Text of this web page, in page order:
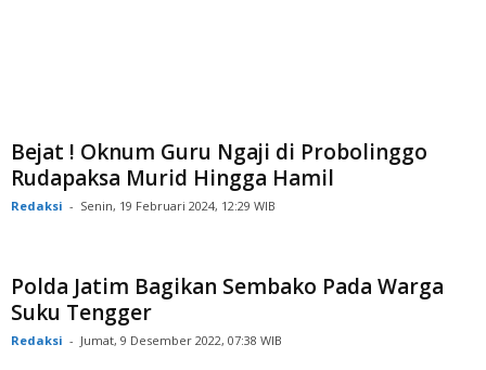
Bejat ! Oknum Guru Ngaji di Probolinggo
Rudapaksa Murid Hingga Hamil
Redaksi - Senin, 19 Februari 2024, 12:29 WIB
Polda Jatim Bagikan Sembako Pada Warga
Suku Tengger
Redaksi - Jumat, 9 Desember 2022, 07:38 WIB